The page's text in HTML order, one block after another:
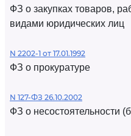
ФЗ о закупках товаров,
видами юридических лиц
N 2202-1 от 17.01.1992
ФЗ о прокуратуре
N 127-ФЗ 26.10.2002
ФЗ о несостоятельности